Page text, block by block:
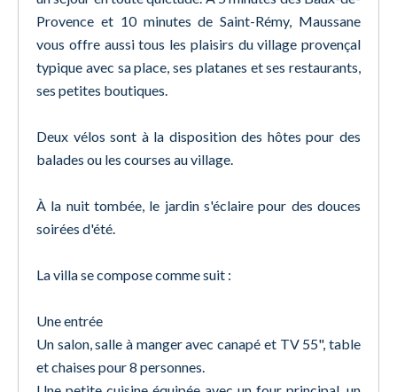
Provence et 10 minutes de Saint-Rémy, Maussane
vous offre aussi tous les plaisirs du village provençal
typique avec sa place, ses platanes et ses restaurants,
ses petites boutiques.
Deux vélos sont à la disposition des hôtes pour des
balades ou les courses au village.
À la nuit tombée, le jardin s'éclaire pour des douces
soirées d'été.
La villa se compose comme suit :
Une entrée
Un salon, salle à manger avec canapé et TV 55", table
et chaises pour 8 personnes.